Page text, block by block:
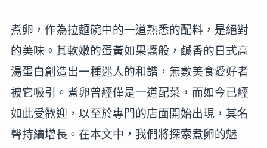
煮卵，作為拉麵碗中的一道熟悉的配料，是絕對
的美味。其軟嫩的蛋黃如果醬般，鹹香的日式高
湯蛋白創造出一種迷人的和諧，無數美食愛好者
被它吸引。煮卵曾經僅是一道配菜，而如今已經
如此受歡迎，以至於專門的店面開始出現，其名
聲持續增長。在本文中，我們將探索煮卵的魅